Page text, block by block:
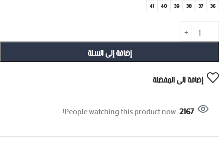
36
37
38
39
40
41
إضافة إلى السلة
إضافة الى المفضلة
2167
People watching this product now!